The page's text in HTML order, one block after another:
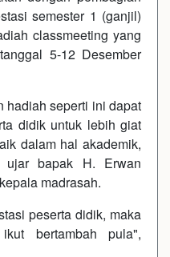
semester 1 (ganjil)
classmeeting yang
5-12 Desember
hadiah seperti ini dapat
didik untuk lebih giat
dalam hal akademik,
ujar bapak H. Erwan
madrasah.
peserta didik, maka
bertambah pula",